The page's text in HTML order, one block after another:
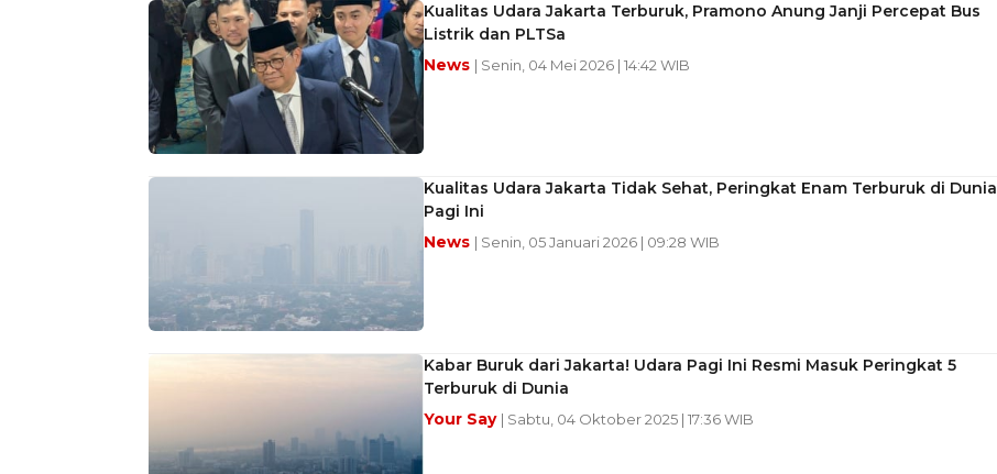
Kualitas Udara Jakarta Terburuk, Pramono Anung Janji Percepat Bus
Listrik dan PLTSa
News | Senin, 04 Mei 2026 | 14:42 WIB
Kualitas Udara Jakarta Tidak Sehat, Peringkat Enam Terburuk di Dunia
Pagi Ini
News | Senin, 05 Januari 2026 | 09:28 WIB
Kabar Buruk dari Jakarta! Udara Pagi Ini Resmi Masuk Peringkat 5
Terburuk di Dunia
Your Say | Sabtu, 04 Oktober 2025 | 17:36 WIB